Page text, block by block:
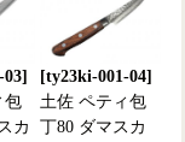
包
カ
[ty23ki-001-04]
土佐 ペティ包
丁80 ダマスカ